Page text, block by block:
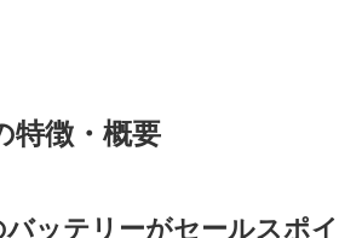
特徴・概要
ッテリーがセールスポ